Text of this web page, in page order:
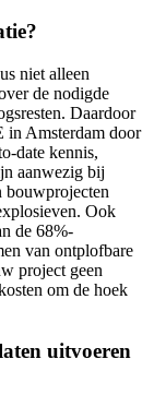
niet alleen
de nodigde
Daardoor
in Amsterdam door
date kennis,
aanwezig bij
bouwprojecten
Ook
de 68%-
van ontplofbare
project geen
om de hoek
uitvoeren